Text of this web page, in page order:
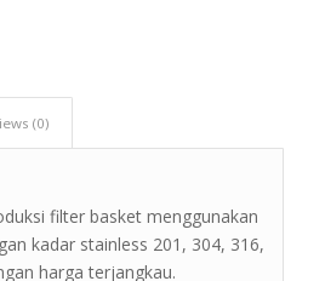
(0)
filter basket menggunakan
kadar stainless 201, 304, 316,
harga terjangkau.